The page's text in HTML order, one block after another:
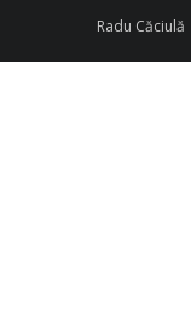
Radu Căciulă